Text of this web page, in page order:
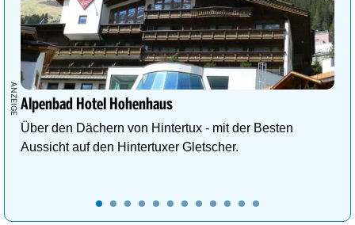
Alpenbad Hotel Hohenhaus
Über den Dächern von Hintertux - mit der Besten
Aussicht auf den Hintertuxer Gletscher.